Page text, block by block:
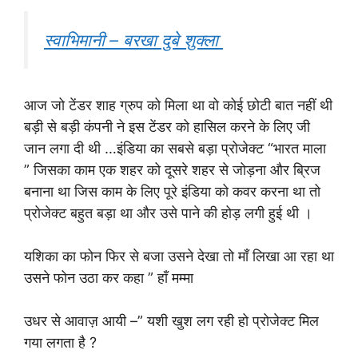
स्वाभिमानी – बरखा दुबे शुक्ला
आज जो टेंडर शाह ग्रुप को मिला था वो कोई छोटी बात नहीं थी
बड़ी से बड़ी कंपनी ने इस टेंडर को हासिल करने के लिए जी
जान लगा दी थी …इंडिया का सबसे बड़ा प्रोजेक्ट “भारत माला
” जिसका काम एक शहर को दूसरे शहर से जोड़ना और ब्रिज
बनाना था जिस काम के लिए पूरे इंडिया को कवर करना था तो
प्रोजेक्ट बहुत बड़ा था और उसे पाने की होड़ लगी हुई थी ।
यशिका का फोन फिर से बजा उसने देखा तो माँ लिखा आ रहा था
उसने फोन उठा कर कहा ” हाँ मम्मा
उधर से आवाज़ आयी –” यशी खुश लग रही हो प्रोजेक्ट मिल
गया लगता है ?